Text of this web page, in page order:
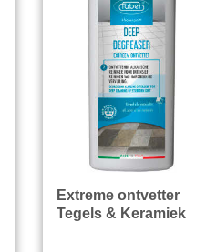
Extreme ontvetter
Tegels & Keramiek